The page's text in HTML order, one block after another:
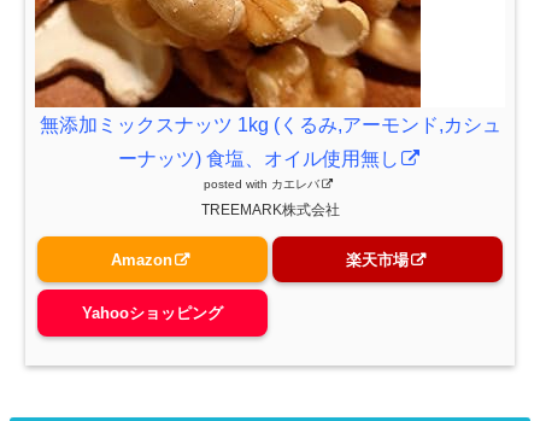
無添加ミックスナッツ 1kg (くるみ,アーモンド,カシュ
ーナッツ) 食塩、オイル使用無し
posted with カエレバ
TREEMARK株式会社
Amazon 楽天市場
Yahooショッピング